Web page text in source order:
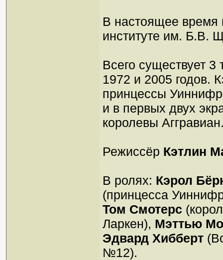
В настоящее время
институте им. Б.В.
Всего существует
1972 и 2005 годов.
принцессы
и в первых двух
королевы
Режиссёр Кэтлин
В ролях: Кэрол
(принцесса
Том Смотерс
Ларкен), Мэттью
Эдвард Хибберт
№12).